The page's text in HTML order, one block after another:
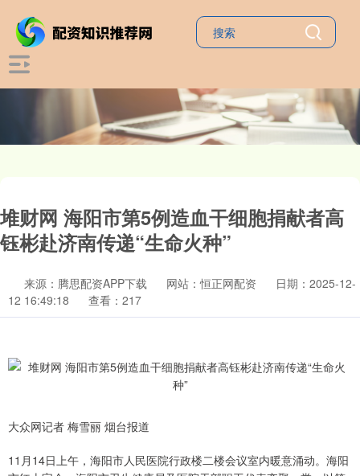
堆财网 海阳市第5例造血干细胞捐献者高
钰彬赴济南传递“生命火种”
来源：腾思配资APP下载 网站：恒正网配资
日期：2025-12-
12 16:49:18
查看：217
大众网记者 梅雪丽 烟台报道
11月14日上午，海阳市人民医院行政楼二楼会议室内暖意涌动。海阳